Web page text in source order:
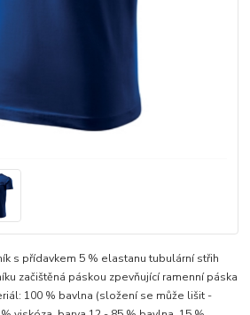
s přídavkem 5 % elastanu tubulární střih
začištěná páskou zpevňující ramenní páska
100 % bavlna (složení se může lišit -